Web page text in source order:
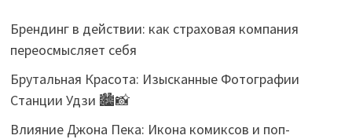
Брендинг в действии: как страховая компания
переосмысляет себя
Брутальная Красота: Изысканные Фотографии
Станции Удзи 🏙️📸
Влияние Джона Пека: Икона комиксов и поп-